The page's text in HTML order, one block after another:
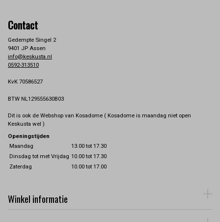
Contact
Gedempte Singel 2
9401 JP Assen
info@keskusta.nl
0592-313510
KvK 70586527
BTW NL129555630B03
Dit is ook de Webshop van Kosadome ( Kosadome is maandag niet open
Keskusta wel )
Openingstijden
Maandag
13.00 tot 17.30
Dinsdag tot met Vrijdag 10.00 tot 17.30
Zaterdag
10.00 tot 17.00
Winkel informatie